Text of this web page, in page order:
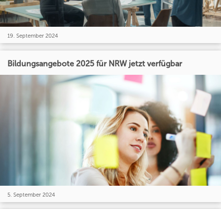
19. September 2024
Bildungsangebote 2025 für NRW jetzt verfügbar
5. September 2024